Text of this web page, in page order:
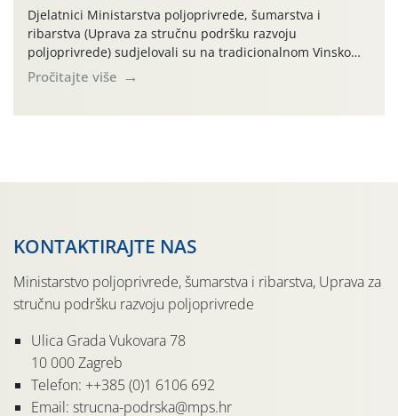
Djelatnici Ministarstva poljoprivrede, šumarstva i
ribarstva (Uprava za stručnu podršku razvoju
poljoprivrede) sudjelovali su na tradicionalnom Vinskom
forumu, održanom 24.07.2026. godine u Domu vinarske
tradicije u Putnikovićima na poluotoku Pelješcu, u
Pročitajte više
KONTAKTIRAJTE NAS
Ministarstvo poljoprivrede, šumarstva i ribarstva, Uprava za
stručnu podršku razvoju poljoprivrede
Ulica Grada Vukovara 78
10 000 Zagreb
Telefon: ++385 (0)1 6106 692
Email: strucna-podrska@mps.hr